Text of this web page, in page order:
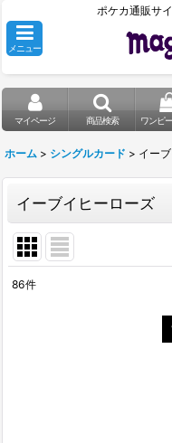
ポケカ通販サ
メニュー
マイページ 商品検索 ワンピ
ホーム > シングルカード > イー
イーブイヒーローズ
86件